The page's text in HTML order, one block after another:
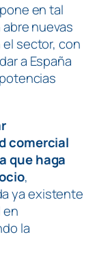
en tal
nuevas
sector, con
a España
comercial
que haga
,
ya existente
en
la